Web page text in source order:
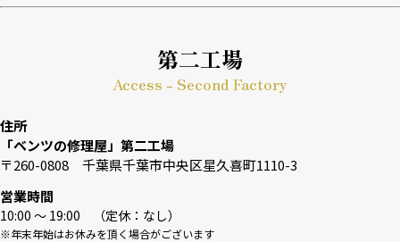
第二工場
Access - Second Factory
住所
「ベンツの修理屋」第二工場
〒260-0808 千葉県千葉市中央区星久喜町1110-3
営業時間
10:00 〜 19:00 （定休：なし）
※年末年始はお休みを頂く場合がございます